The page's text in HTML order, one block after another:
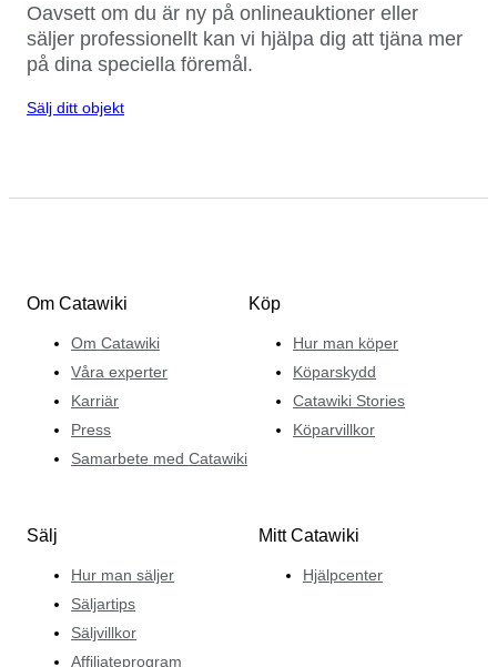
Oavsett om du är ny på onlineauktioner eller
säljer professionellt kan vi hjälpa dig att tjäna mer
på dina speciella föremål.
Sälj ditt objekt
Om Catawiki
Om Catawiki
Våra experter
Karriär
Press
Samarbete med Catawiki
Köp
Hur man köper
Köparskydd
Catawiki Stories
Köparvillkor
Sälj
Hur man säljer
Säljartips
Säljvillkor
Affiliateprogram
Mitt Catawiki
Hjälpcenter